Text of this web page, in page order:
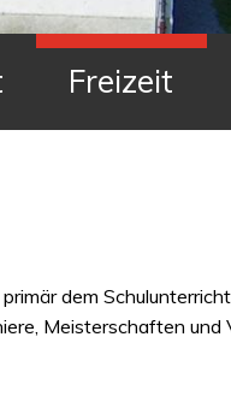
Freizeit
dem
Meisterschaften